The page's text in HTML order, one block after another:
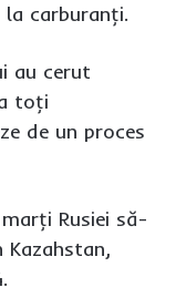
carburanţi.
au cerut
toţi
de un proces
Rusiei să-